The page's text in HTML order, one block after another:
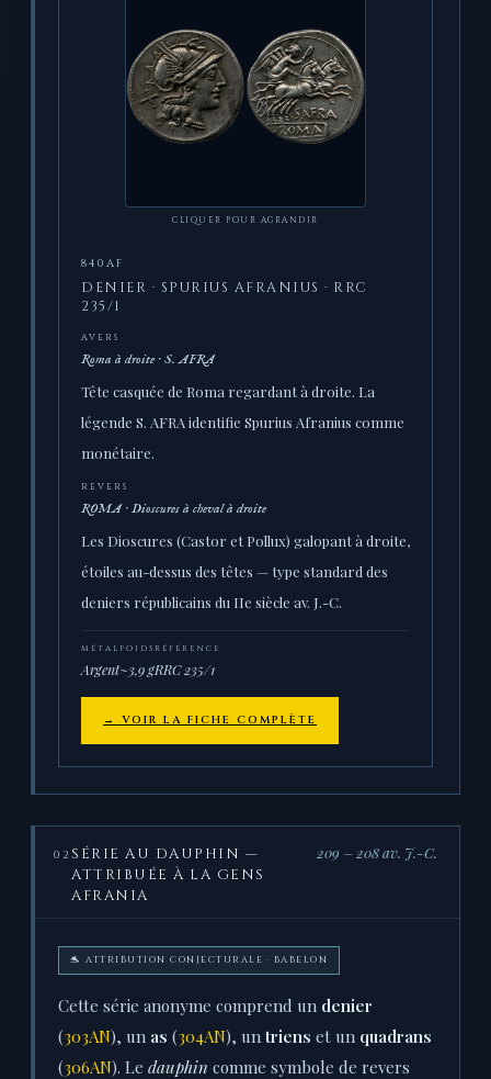
CLIQUER POUR AGRANDIR
840AF
DENIER · SPURIUS AFRANIUS · RRC
235/1
AVERS
Roma à droite · S. AFRA
Tête casquée de Roma regardant à droite. La
légende S. AFRA identifie Spurius Afranius comme
monétaire.
REVERS
ROMA · Dioscures à cheval à droite
Les Dioscures (Castor et Pollux) galopant à droite,
étoiles au-dessus des têtes — type standard des
deniers républicains du IIe siècle av. J.-C.
MÉTAL
Argent
POIDS
~3,9 g
RÉFÉRENCE
RRC 235/1
→ VOIR LA FICHE COMPLÈTE
02 SÉRIE AU DAUPHIN —
ATTRIBUÉE À LA GENS
AFRANIA
209 – 208 av. J.-C.
🐬 ATTRIBUTION CONJECTURALE · BABELON
Cette série anonyme comprend un denier
(303AN), un as (304AN), un triens et un quadrans
(306AN). Le dauphin comme symbole de revers